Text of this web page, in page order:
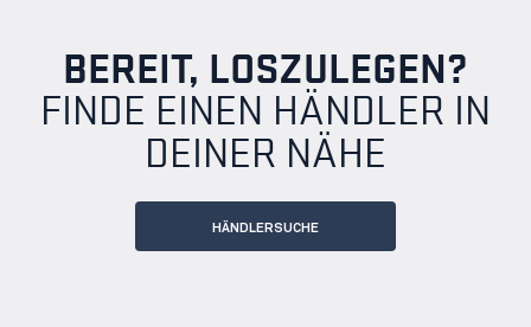
BEREIT, LOSZULEGEN?
FINDE EINEN HÄNDLER IN
DEINER NÄHE
HÄNDLERSUCHE